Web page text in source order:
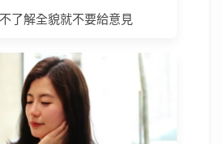
了解全貌就不要給意見